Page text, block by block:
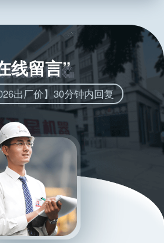
线留言”
出厂价】30分钟内回复